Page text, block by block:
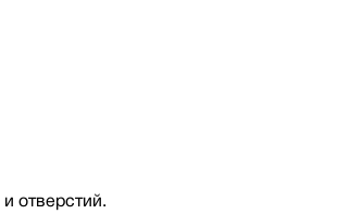
отверстий.